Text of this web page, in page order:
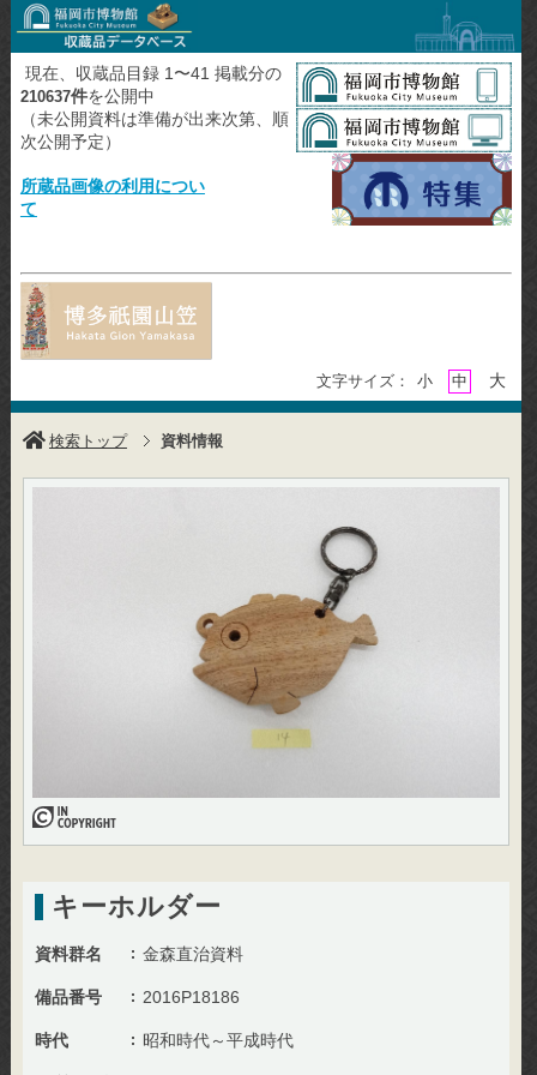
現在、収蔵品目録 1〜41 掲載分の
210637件を公開中
（未公開資料は準備が出来次第、順
次公開予定）
所蔵品画像の利用につい
て
文字サイズ： 小 中 大
検索トップ 資料情報
キーホルダー
資料群名 金森直治資料
備品番号 2016P18186
時代 昭和時代～平成時代